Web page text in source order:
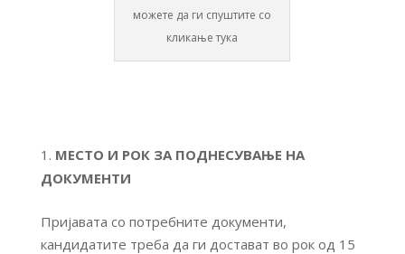
можете да ги спуштите со
кликање тука
МЕСТО И РОК ЗА ПОДНЕСУВАЊЕ НА
ДОКУМЕНТИ
Пријавата со потребните документи,
кандидатите треба да ги достават во рок од 15